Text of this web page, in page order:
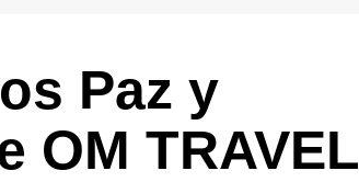
Paz y
OM TRAVEL